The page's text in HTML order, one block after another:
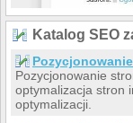
Katalog SEO
Pozycjonowanie
optymalizacja stron
optymalizacji.